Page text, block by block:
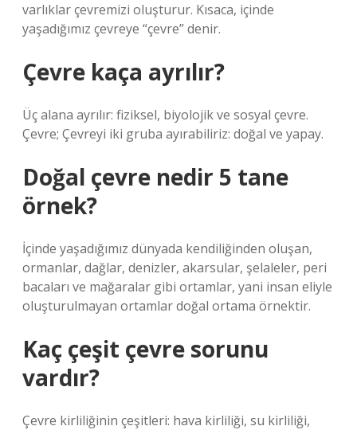
varlıklar çevremizi oluşturur. Kısaca, içinde
yaşadığımız çevreye “çevre” denir.
Çevre kaça ayrılır?
Üç alana ayrılır: fiziksel, biyolojik ve sosyal çevre.
Çevre; Çevreyi iki gruba ayırabiliriz: doğal ve yapay.
Doğal çevre nedir 5 tane
örnek?
İçinde yaşadığımız dünyada kendiliğinden oluşan,
ormanlar, dağlar, denizler, akarsular, şelaleler, peri
bacaları ve mağaralar gibi ortamlar, yani insan eliyle
oluşturulmayan ortamlar doğal ortama örnektir.
Kaç çeşit çevre sorunu
vardır?
Çevre kirliliğinin çeşitleri: hava kirliliği, su kirliliği,